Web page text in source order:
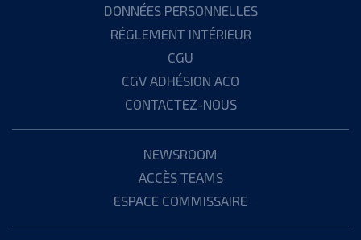
DONNÉES PERSONNELLES
RÉGLEMENT INTÉRIEUR
CGU
CGV ADHÉSION ACO
CONTACTEZ-NOUS
NEWSROOM
ACCÈS TEAMS
ESPACE COMMISSAIRE